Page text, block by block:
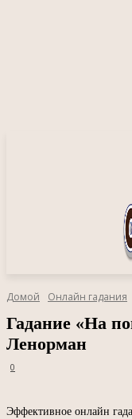
Домой Онлайн гадания
Гадание «На
Ленорман
0
Эффективное онлайн